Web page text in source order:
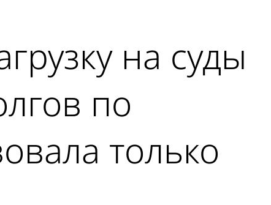
на суды
по
только